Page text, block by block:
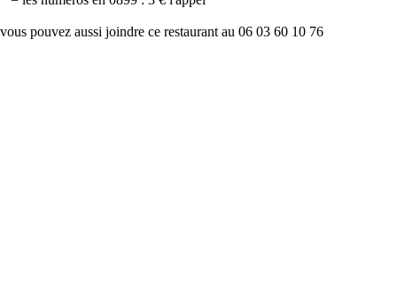
vous pouvez aussi joindre ce restaurant au 06 03 60 10 76